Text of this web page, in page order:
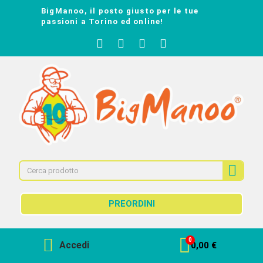
BigManoo, il posto giusto per le tue
passioni a Torino ed online!
PREORDINI
Accedi 0,00 €